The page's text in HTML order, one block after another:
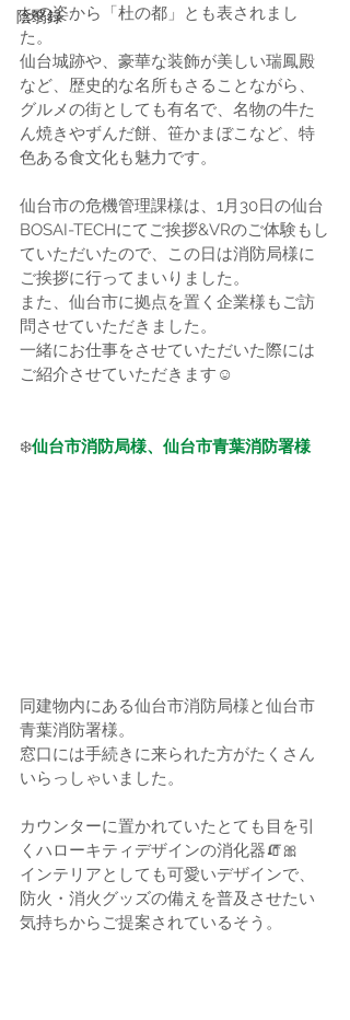
陰翳録
ちの姿から「杜の都」とも表されまし
た。
仙台城跡や、豪華な装飾が美しい瑞鳳殿
など、歴史的な名所もさることながら、
グルメの街としても有名で、名物の牛た
ん焼きやずんだ餅、笹かまぼこなど、特
色ある食文化も魅力です。
仙台市の危機管理課様は、1月30日の仙台
BOSAI-TECHにてご挨拶&VRのご体験もし
ていただいたので、この日は消防局様に
ご挨拶に行ってまいりました。
また、仙台市に拠点を置く企業様もご訪
問させていただきました。
一緒にお仕事をさせていただいた際には
ご紹介させていただきます☺️
❄️仙台市消防局様、仙台市青葉消防署様
同建物内にある仙台市消防局様と仙台市
青葉消防署様。
窓口には手続きに来られた方がたくさん
いらっしゃいました。
カウンターに置かれていたとても目を引
くハローキティデザインの消化器🧯🎀
インテリアとしても可愛いデザインで、
防火・消火グッズの備えを普及させたい
気持ちからご提案されているそう。